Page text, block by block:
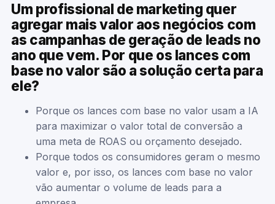
Um profissional de marketing quer
agregar mais valor aos negócios com
as campanhas de geração de leads no
ano que vem. Por que os lances com
base no valor são a solução certa para
ele?
Porque os lances com base no valor usam a IA
para maximizar o valor total de conversão a
uma meta de ROAS ou orçamento desejado.
Porque todos os consumidores geram o mesmo
valor e, por isso, os lances com base no valor
vão aumentar o volume de leads para a